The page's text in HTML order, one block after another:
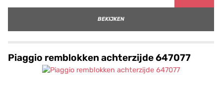
BEKIJKEN
Piaggio remblokken achterzijde 647077